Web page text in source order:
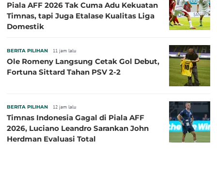
Piala AFF 2026 Tak Cuma Adu Kekuatan
Timnas, tapi Juga Etalase Kualitas Liga
Domestik
BERITA PILIHAN 11 jam lalu
Ole Romeny Langsung Cetak Gol Debut,
Fortuna Sittard Tahan PSV 2-2
BERITA PILIHAN 12 jam lalu
Timnas Indonesia Gagal di Piala AFF
2026, Luciano Leandro Sarankan John
Herdman Evaluasi Total